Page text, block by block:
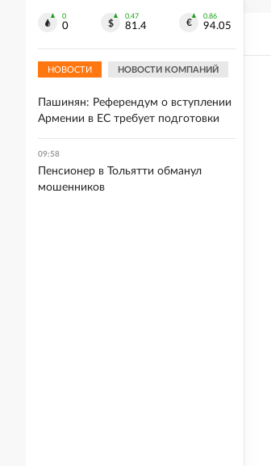
0
0
0.47
81.4
0.86
94.05
НОВОСТИ НОВОСТИ КОМПАНИЙ
10:06
Пашинян: Референдум о вступлении
Армении в ЕС требует подготовки
09:58
Пенсионер в Тольятти обманул
мошенников